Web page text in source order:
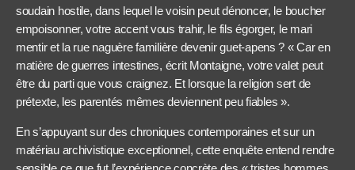
soudain hostile, dans lequel le voisin peut dénoncer, le boucher
empoisonner, votre accent vous trahir, le fils égorger, le mari
mentir et la rue naguère familière devenir guet-apens ? « Car en
matière de guerres intestines, écrit Montaigne, votre valet peut
être du parti que vous craignez. Et lorsque la religion sert de
prétexte, les parentés mêmes deviennent peu fiables ».
En s’appuyant sur des chroniques contemporaines et sur un
matériau archivistique exceptionnel, cette enquête entend rendre